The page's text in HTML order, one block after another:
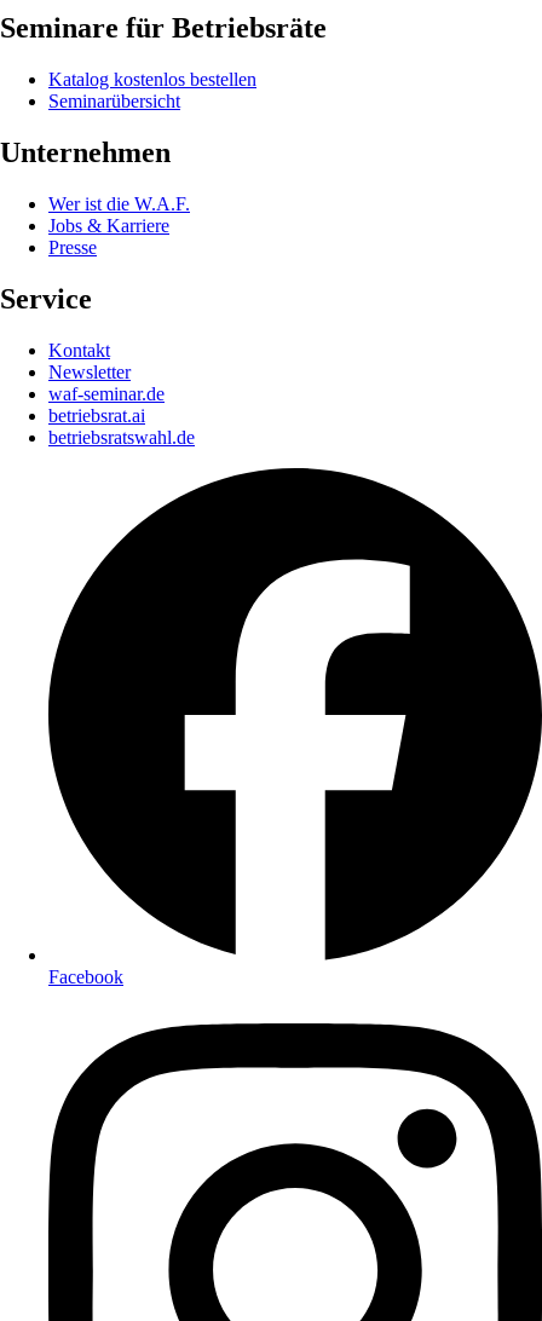
Seminare für Betriebsräte
Katalog kostenlos bestellen
Seminarübersicht
Unternehmen
Wer ist die W.A.F.
Jobs & Karriere
Presse
Service
Kontakt
Newsletter
waf-seminar.de
betriebsrat.ai
betriebsratswahl.de
Facebook